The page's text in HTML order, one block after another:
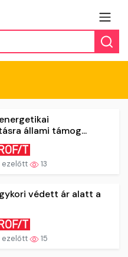
állami támog...
ezelőtt 13
védett ár alatt a
ezelőtt 15